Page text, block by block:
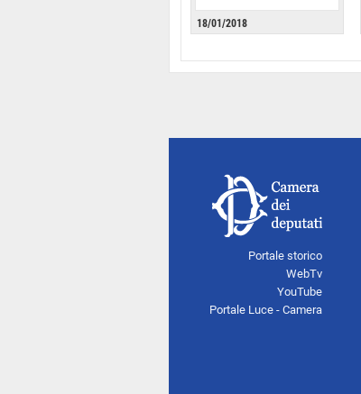
18/01/2018
Portale storico
WebTv
YouTube
Portale Luce - Camera